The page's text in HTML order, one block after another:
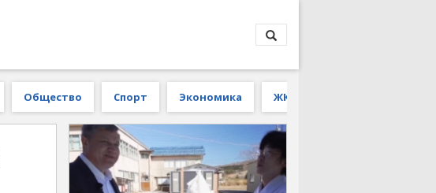
Общество Спорт Экономика ЖКХ